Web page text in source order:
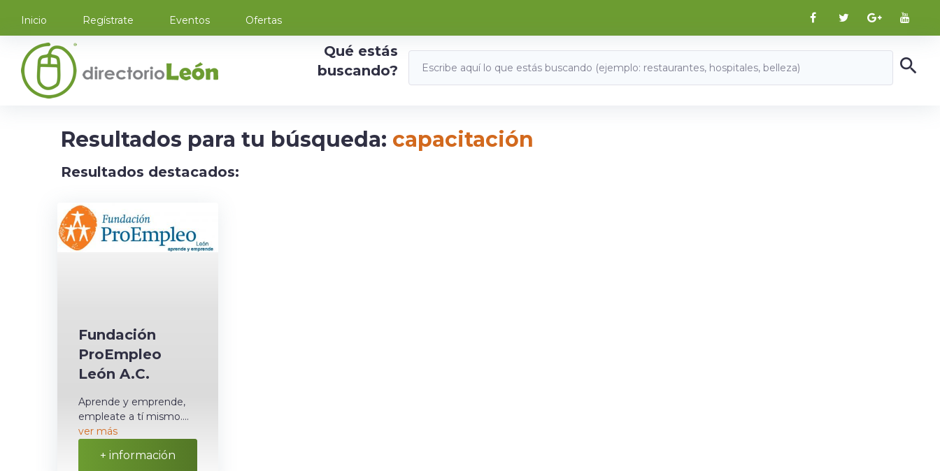
Inicio Regístrate Eventos Ofertas
Qué estás
buscando?
Resultados para tu búsqueda: capacitación
Resultados destacados:
Fundación
ProEmpleo
León A.C.
Aprende y emprende,
empleate a tí mismo....
ver más
+ información